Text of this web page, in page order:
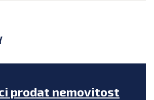
prodat nemovitost